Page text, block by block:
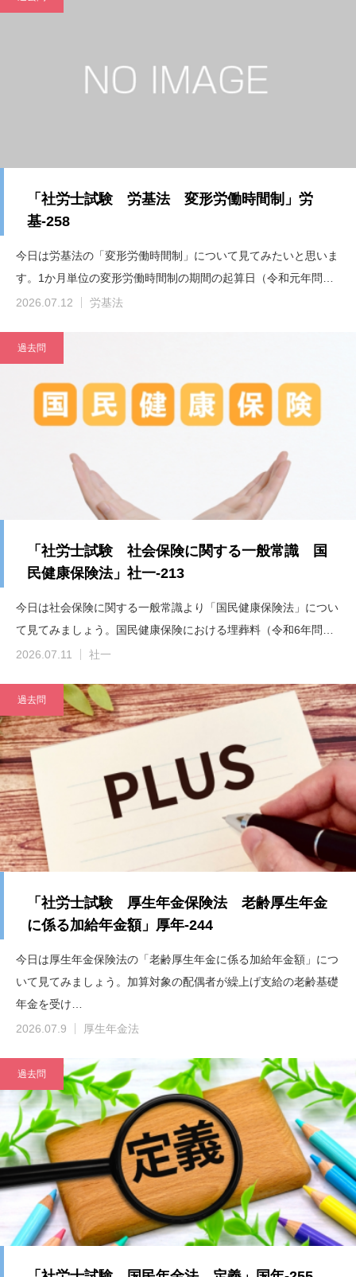
「社労士試験 労基法 変形労働時間制」労
基-258
今日は労基法の「変形労働時間制」について見てみたいと思いま
す。1か月単位の変形労働時間制の期間の起算日（令和元年問…
2026.07.12
労基法
過去問
「社労士試験 社会保険に関する一般常識 国
民健康保険法」社一-213
今日は社会保険に関する一般常識より「国民健康保険法」につい
て見てみましょう。国民健康保険における埋葬料（令和6年問…
2026.07.11
社一
過去問
「社労士試験 厚生年金保険法 老齢厚生年金
に係る加給年金額」厚年-244
今日は厚生年金保険法の「老齢厚生年金に係る加給年金額」につ
いて見てみましょう。加算対象の配偶者が繰上げ支給の老齢基礎
年金を受け…
2026.07.9
厚生年金法
過去問